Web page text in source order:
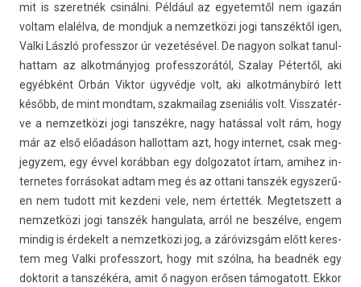
mit is szeret­nék csinálni. Például az egyetem­től nem igazán
vol­tam elalélva, de mondjuk a nem­zetközi jogi tanszéktől igen,
Valki László pro­fesszor úr vezetésével. De nagyon sol­kat tanul­
hattam az al­kot­mányjog pro­fesszorától, Szalay Pétertől, aki
egyébként Orbán Vik­tor ügyvédje volt, aki al­kot­mánybíró lett
később, de mint mondtam, szak­mailag zseniális volt. Visszatér­
ve a nem­zetközi jogi tanszékre, nagy hatással volt rám, hogy
már az első előadáson hal­lottam azt, hogy in­ter­net, csak meg­
jegyzem, egy évvel korábban egy dol­gozatot írtam, amihez in­
ter­netes forrásokat adtam meg és az ot­tani tanszék egys­zerű­
en nem tudott mit kez­deni vele, nem értették. Meg­tetszett a
nem­zetközi jogi tanszék han­gulata, arról ne beszélve, engem
min­dig is érdekelt a nem­zetközi jog, a záróvizsgám előtt keres­
tem meg Valki pro­fesszort, hogy mit szólna, ha beadnék egy
dok­torit a tanszékéra, amit ő nagyon erősen támogatott. Ekkor